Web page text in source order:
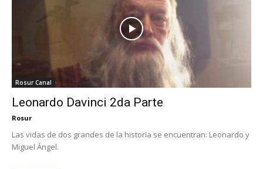
Rosur Canal
Leonardo Davinci 2da Parte
Rosur
Las vidas de dos grandes de la historia se encuentran: Leonardo y
Miguel Ángel.